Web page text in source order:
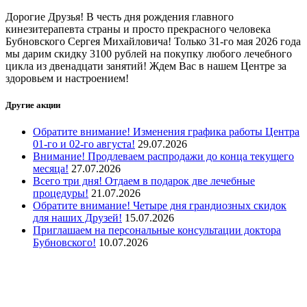
Дорогие Друзья! В честь дня рождения главного
кинезитерапевта страны и просто прекрасного человека
Бубновского Сергея Михайловича! Только 31-го мая 2026 года
мы дарим скидку 3100 рублей на покупку любого лечебного
цикла из двенадцати занятий! Ждем Вас в нашем Центре за
здоровьем и настроением!
Другие акции
Обратите внимание! Изменения графика работы Центра
01-го и 02-го августа! 29.07.2026
Внимание! Продлеваем распродажи до конца текущего
месяца! 27.07.2026
Всего три дня! Отдаем в подарок две лечебные
процедуры! 21.07.2026
Обратите внимание! Четыре дня грандиозных скидок
для наших Друзей! 15.07.2026
Приглашаем на персональные консультации доктора
Бубновского! 10.07.2026